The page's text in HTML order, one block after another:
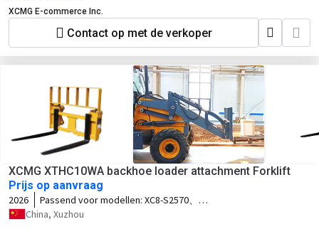
XCMG E-commerce Inc.
Contact op met de verkoper
XCMG XTHC10WA backhoe loader attachment Forklift
Prijs op aanvraag
2026 Passend voor modellen: XC8-S2570、
XC8-C2570
China, Xuzhou